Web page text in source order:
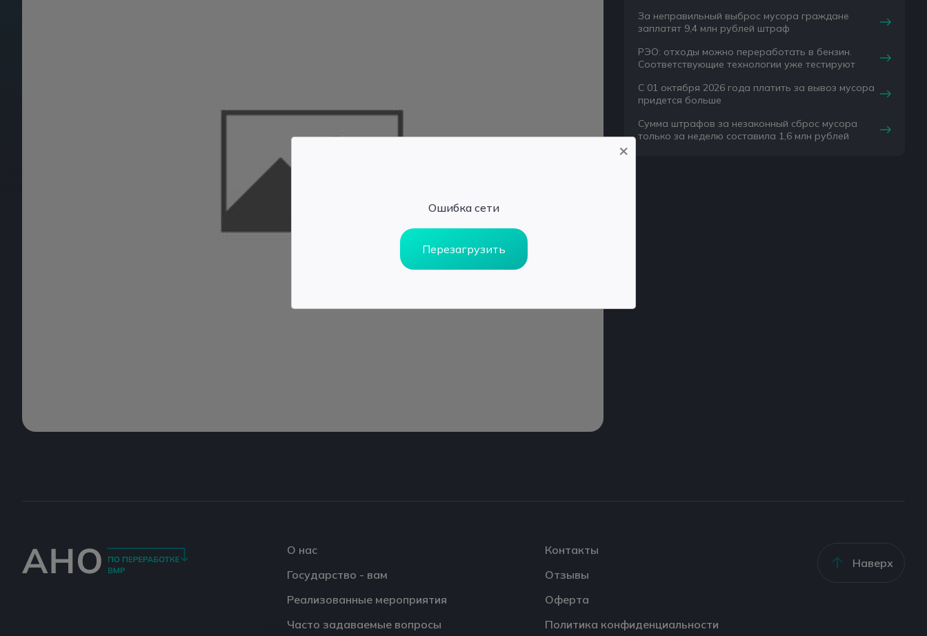
За неправильный выброс мусора граждане
заплатят 9,4 млн рублей штраф
РЭО: отходы можно переработать в бензин.
Соответствующие технологии уже тестируют
С 01 октября 2026 года платить за вывоз мусора
придется больше
Сумма штрафов за незаконный сброс мусора
только за неделю составила 1,6 млн рублей
О нас
Государство - вам
Реализованные мероприятия
Часто задаваемые вопросы
Контакты
Отзывы
Оферта
Политика конфиденциальности
Наверх
×
Ошибка сети
Перезагрузить